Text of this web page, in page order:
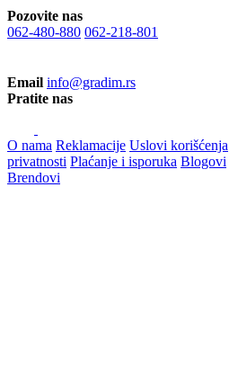
Pozovite nas
062-480-880 062-218-801
Email info@gradim.rs
Pratite nas
O nama Reklamacije Uslovi korišćenja
privatnosti Plaćanje i isporuka Blogovi
Brendovi